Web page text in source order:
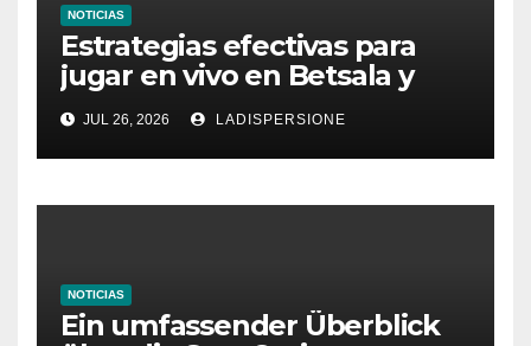
NOTICIAS
Estrategias efectivas para
jugar en vivo en Betsala y
aumentar tus ganancias
JUL 26, 2026 LADISPERSIONE
NOTICIAS
Ein umfassender Überblick